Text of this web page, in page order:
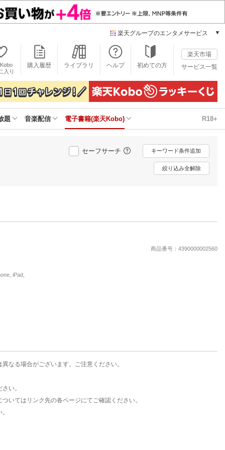
楽天グループのエンタメサービス
本/ゲーム/CD/DVD
楽天ブックス
電子書籍
楽天Kobo
雑誌読み放題
楽天ミュージック
動画配信
楽天TV
動画配信ガイド
推し楽
入り
購入履歴 ライブラリ ヘルプ 初めての方
楽天市場
サービス一覧
題 音楽配信 電子書籍(楽天Kobo) R18+
セーフサーチ キーワード条件追加
絞り込み全解除
商品番号：4390000002560
iPad,
なる場合がございます。ご注意ください。
い。
いてはリンク先の各ページにてご確認ください。